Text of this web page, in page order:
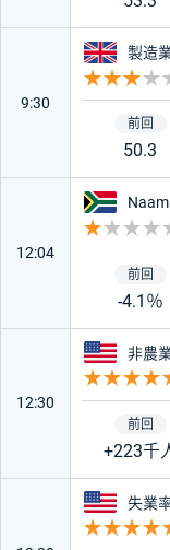
9:30
イギ
製造
50.3
12:04
南ア
-4.1％
12:30
アメ
非農
+223千
アメリ
失業